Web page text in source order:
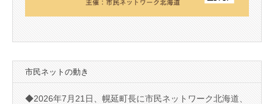
市民ネットの動き
◆2026年7月21日、幌延町長に市民ネットワーク北海道、